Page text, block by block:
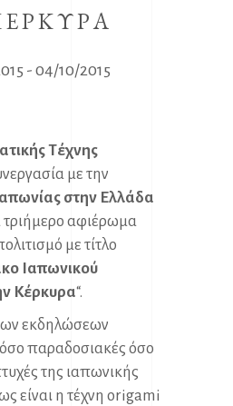
- 04/10/2015
Τέχνης
με την
στην Ελλάδα
τριήμερο αφιέρωμα
με τίτλο
Ιαπωνικού
Κέρκυρα“.
εκδηλώσεων
παραδοσιακές όσο
της ιαπωνικής
είναι η τέχνη origami